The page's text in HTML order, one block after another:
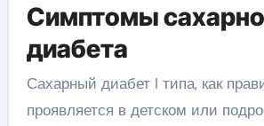
Симптомы
диабета
Сахарный диабет I типа, как
проявляется в детском или